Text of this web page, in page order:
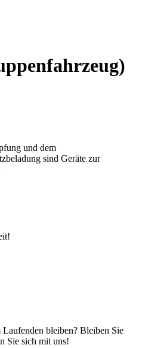
und dem
sind Geräte zur
bleiben? Bleiben Sie
Sie sich mit uns!